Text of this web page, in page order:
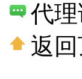
代
返